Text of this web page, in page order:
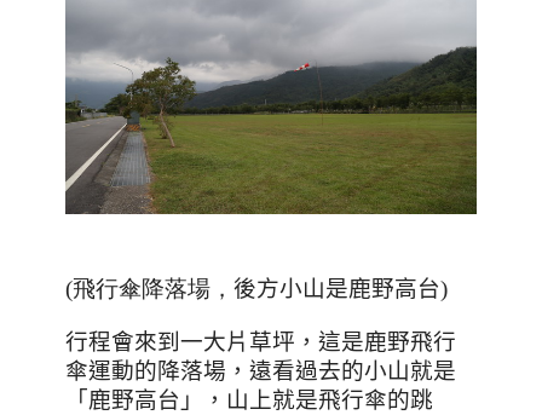
(飛行傘降落場， 後方小山是鹿野高台)
行程會來到一大片草坪，這是鹿野飛行
傘運動的降落場，遠看過去的小山就是
「鹿野高台」，山上就是飛行傘的跳